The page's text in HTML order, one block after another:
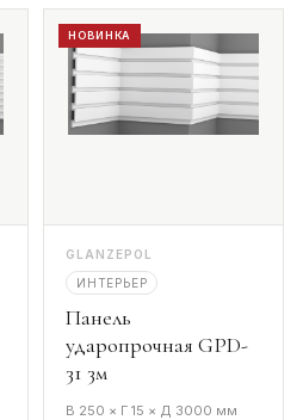
НОВИНКА
GLANZEPOL
ИНТЕРЬЕР
Панель
ударопрочная GPD-
31 3м
В 250 × Г 15 × Д 3000 мм